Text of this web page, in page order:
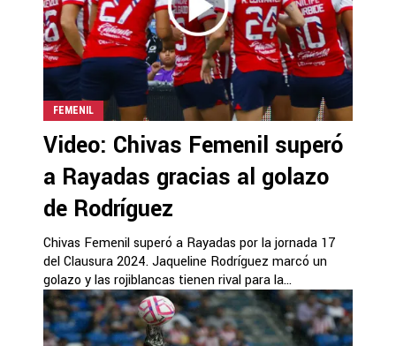
FEMENIL
Video: Chivas Femenil superó
a Rayadas gracias al golazo
de Rodríguez
Chivas Femenil superó a Rayadas por la jornada 17
del Clausura 2024. Jaqueline Rodríguez marcó un
golazo y las rojiblancas tienen rival para la...